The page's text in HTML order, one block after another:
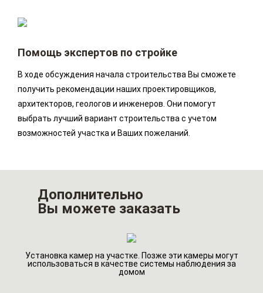
Помощь экспертов по стройке
В ходе обсуждения начала строительства Вы сможете
получить рекомендации наших проектировщиков,
архитекторов, геологов и инженеров. Они помогут
выбрать лучший вариант строительства с учетом
возможностей участка и Ваших пожеланий.
Дополнительно
Вы можете заказать
Установка камер на участке. Позже эти камеры могут
использоваться в качестве системы наблюдения за
домом